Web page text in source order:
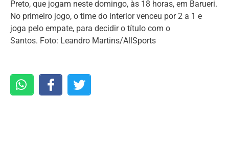
Preto, que jogam neste domingo, às 18 horas, em Barueri.
No primeiro jogo, o time do interior venceu por 2 a 1 e
joga pelo empate, para decidir o título com o
Santos. Foto: Leandro Martins/AllSports